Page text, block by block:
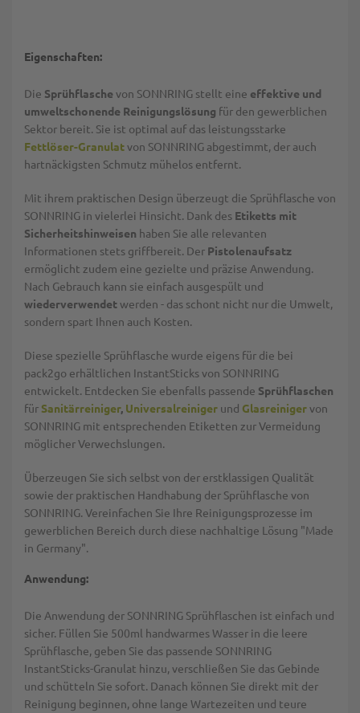
Eigenschaften:
Die Sprühflaschevon SONNRING stellt eine effektive und
umweltschonende Reinigungslösung für den gewerblichen
Sektor bereit. Sie ist optimal auf das leistungsstarke
Fettlöser-Granulatvon SONNRING abgestimmt, der auch
hartnäckigsten Schmutz mühelos entfernt.
Mit ihrem praktischen Design überzeugt die Sprühflasche von
SONNRING in vielerlei Hinsicht. Dank des Etiketts mit
Sicherheitshinweisen haben Sie alle relevanten
Informationen stets griffbereit. Der Pistolenaufsatz
ermöglicht zudem eine gezielte und präzise Anwendung.
Nach Gebrauch kann sie einfach ausgespült und
wiederverwendetwerden - das schont nicht nur die Umwelt,
sondern spart Ihnen auch Kosten.
Diese spezielle Sprühflasche wurde eigens für die bei
pack2go erhältlichen InstantSticks von SONNRING
entwickelt. Entdecken Sie ebenfalls passende Sprühflaschen
für Sanitärreiniger, Universalreiniger und Glasreinigervon
SONNRING mit entsprechenden Etiketten zur Vermeidung
möglicher Verwechslungen.
Überzeugen Sie sich selbst von der erstklassigen Qualität
sowie der praktischen Handhabung der Sprühflasche von
SONNRING. Vereinfachen Sie Ihre Reinigungsprozesse im
gewerblichen Bereich durch diese nachhaltige Lösung "Made
in Germany".
Anwendung:
Die Anwendung der SONNRING Sprühflaschen ist einfach und
sicher. Füllen Sie 500ml handwarmes Wasser in die leere
Sprühflasche, geben Sie das passende SONNRING
InstantSticks-Granulat hinzu, verschließen Sie das Gebinde
und schütteln Sie sofort. Danach können Sie direkt mit der
Reinigung beginnen, ohne lange Wartezeiten und teure